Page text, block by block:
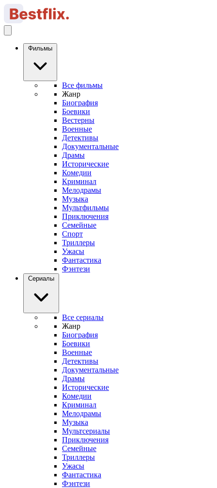
Фильмы
Все фильмы
Жанр
Биография
Боевики
Вестерны
Военные
Детективы
Документальные
Драмы
Исторические
Комедии
Криминал
Мелодрамы
Музыка
Мультфильмы
Приключения
Семейные
Спорт
Триллеры
Ужасы
Фантастика
Фэнтези
Сериалы
Все сериалы
Жанр
Биография
Боевики
Военные
Детективы
Документальные
Драмы
Исторические
Комедии
Криминал
Мелодрамы
Музыка
Мультсериалы
Приключения
Семейные
Триллеры
Ужасы
Фантастика
Фэнтези